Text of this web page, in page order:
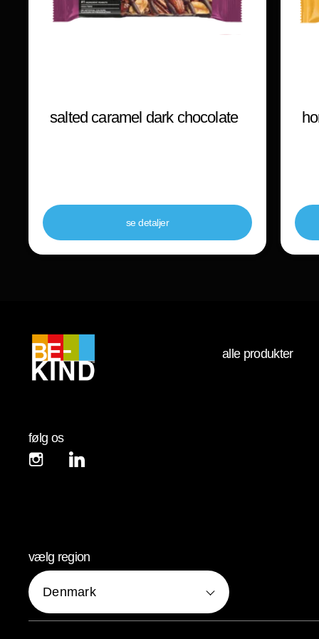
salted caramel dark chocolate
se detaljer
alle produkter
følg os
instagram (opens in new window)
vælg region
Denmark